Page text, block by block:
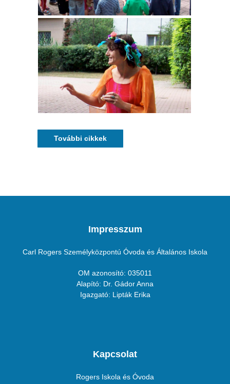
További cikkek
Impresszum
Carl Rogers Személyközpontú Óvoda és Általános Iskola
OM azonosító: 035011
Alapító: Dr. Gádor Anna
Igazgató: Lipták Erika
Kapcsolat
Rogers Iskola és Óvoda